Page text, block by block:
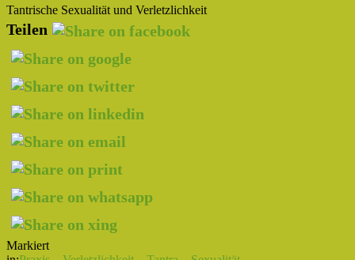
Tantrische Sexualität und Verletzlichkeit
Teilen
Markiert